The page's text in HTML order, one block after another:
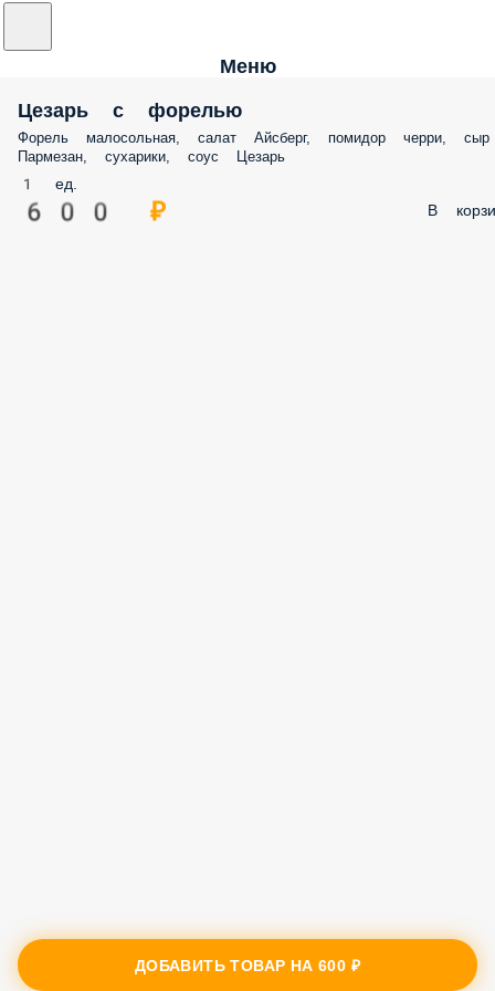
Меню
Цезарь с форелью
Форель малосольная, салат Айсберг, помидор черри, сыр
Пармезан, сухарики, соус Цезарь
1 ед.
600 ₽ В
ДОБАВИТЬ ТОВАР НА600 ₽